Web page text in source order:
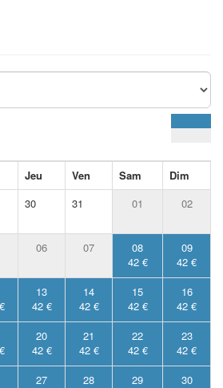
Jeu Ven Sam
Dim
30 31 01 02
06 07
08
42 €
09
42 €
13
42 €
14
42 €
15
42 €
16
42 €
20
42 €
21
42 €
22
42 €
23
42 €
27
28
29
30